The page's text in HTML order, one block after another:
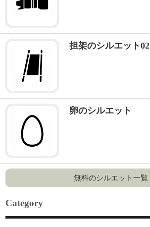
担架のシルエット02
卵のシルエット
無料のシルエット一覧
Category